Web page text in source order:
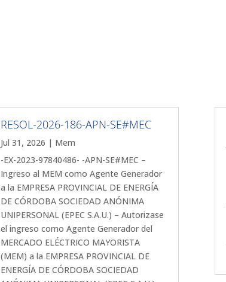
RESOL-2026-186-APN-SE#MEC
Jul 31, 2026 | Mem
-EX-2023-97840486- -APN-SE#MEC –
Ingreso al MEM como Agente Generador
a la EMPRESA PROVINCIAL DE ENERGÍA
DE CÓRDOBA SOCIEDAD ANÓNIMA
UNIPERSONAL (EPEC S.A.U.) – Autorizase
el ingreso como Agente Generador del
MERCADO ELÉCTRICO MAYORISTA
(MEM) a la EMPRESA PROVINCIAL DE
ENERGÍA DE CÓRDOBA SOCIEDAD